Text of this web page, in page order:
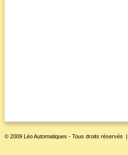
© 2009 Léo Automatiques - Tous droits réservés |